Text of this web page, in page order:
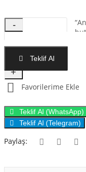
-
+
Teklif Al
Favorilerime Ekle
Teklif Al (WhatsApp)
Teklif Al (Telegram)
Paylaş: